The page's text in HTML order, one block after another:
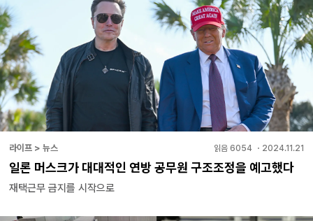
라이프 > 뉴스 읽음 6054 ・ 2024.11.21
일론 머스크가 대대적인 연방 공무원 구조조정을 예고했다
재택근무 금지를 시작으로